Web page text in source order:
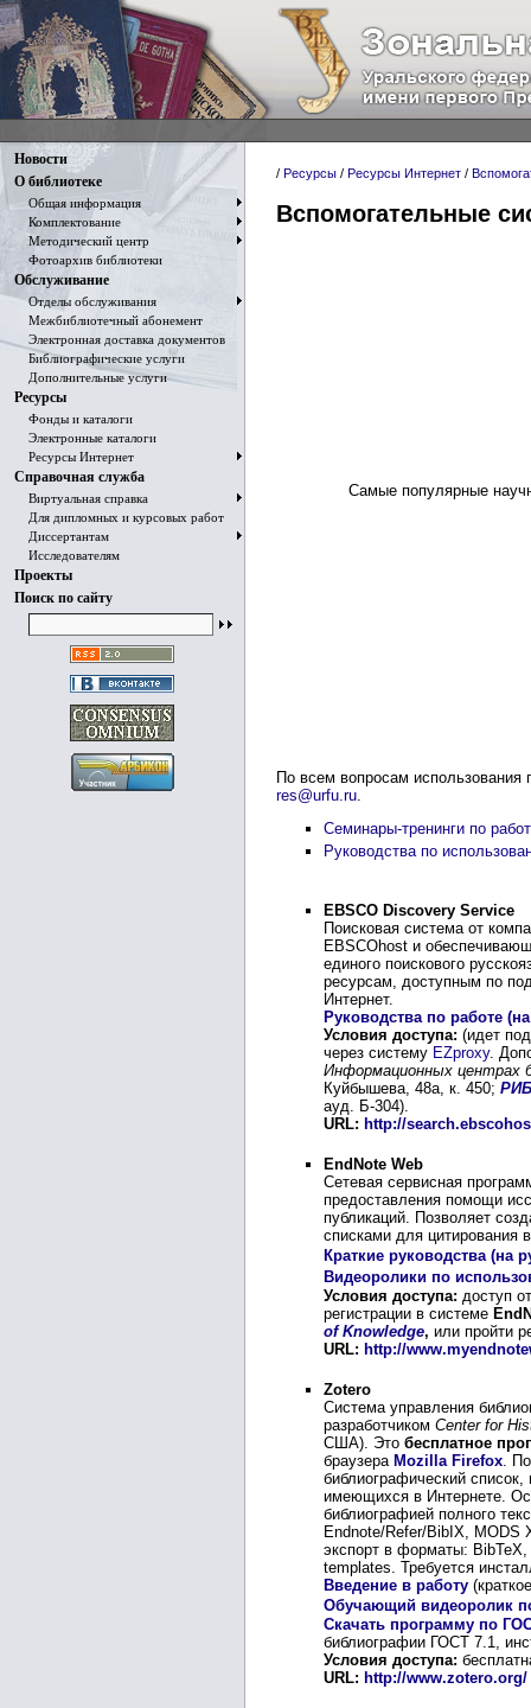
Новости
О библиотеке
Общая информация
Комплектование
Методический центр
Фотоархив библиотеки
Обслуживание
Отделы обслуживания
Межбиблиотечный абонемент
Электронная доставка документов
Библиографические услуги
Дополнительные услуги
Ресурсы
Фонды и каталоги
Электронные каталоги
Ресурсы Интернет
Справочная служба
Виртуальная справка
Для дипломных и курсовых работ
Диссертантам
Исследователям
Проекты
Поиск по сайту
/ Ресурсы / Ресурсы Интернет /
Вспомогательные
Самые популярные
По всем вопросам
res@urfu.ru
Семинары-тренинги по
Руководства по
EBSCO Discovery Service
Поисковая система от
EBSCOhost и
единого поискового
ресурсам, доступным по
Интернет.
Руководства по работе
Условия доступа: (идет
через систему EZproxy.
Информационных центрах
Куйбышева, 48а, к. 450;
ауд. Б-304).
URL: http://
EndNote Web
Сетевая сервисная
предоставления помощи
публикаций. Позволяет
списками для цитирования
Краткие руководства (на
Видеоролики по
Условия доступа: доступ
регистрации в системе
of Knowledge, или пройти
URL: http://
Zotero
Система управления
разработчиком Center for
США). Это бесплатное
браузера Mozilla Firefox.
библиографический
имеющихся в Интернете.
библиографией полного
Endnote/Refer/BibIX, MODS
экспорт в форматы:
templates. Требуется
Введение в работу
Обучающий видеоролик
Скачать программу по
библиографии ГОСТ 7.1,
Условия доступа:
URL: http://www.zotero.org/